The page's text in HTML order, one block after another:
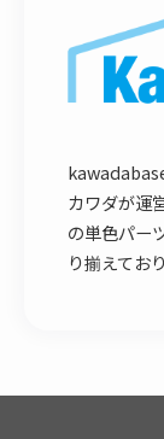
カワダが運
の単色パー
り揃えてお